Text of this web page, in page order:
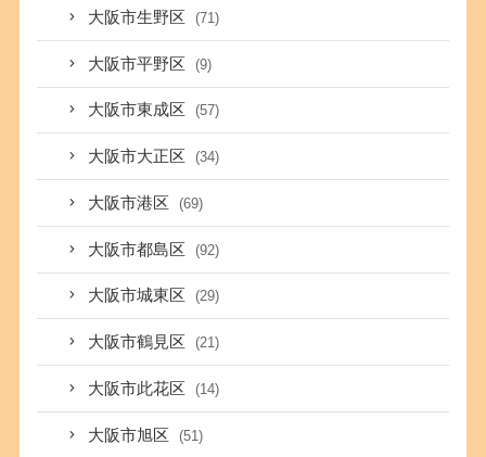
大阪市生野区 (71)
大阪市平野区 (9)
大阪市東成区 (57)
大阪市大正区 (34)
大阪市港区 (69)
大阪市都島区 (92)
大阪市城東区 (29)
大阪市鶴見区 (21)
大阪市此花区 (14)
大阪市旭区 (51)